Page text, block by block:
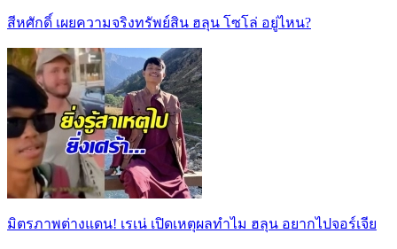
สีหศักดิ์ เผยความจริงทรัพย์สิน ฮลุน โซโล่ อยู่ไหน?
มิตรภาพต่างแดน! เรเน่ เปิดเหตุผลทำไม ฮลุน อยากไปจอร์เจีย